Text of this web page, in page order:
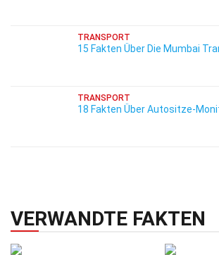
TRANSPORT
15 Fakten Über Die Mumbai
TRANSPORT
18 Fakten Über Autositze-
VERWANDTE FAKTEN